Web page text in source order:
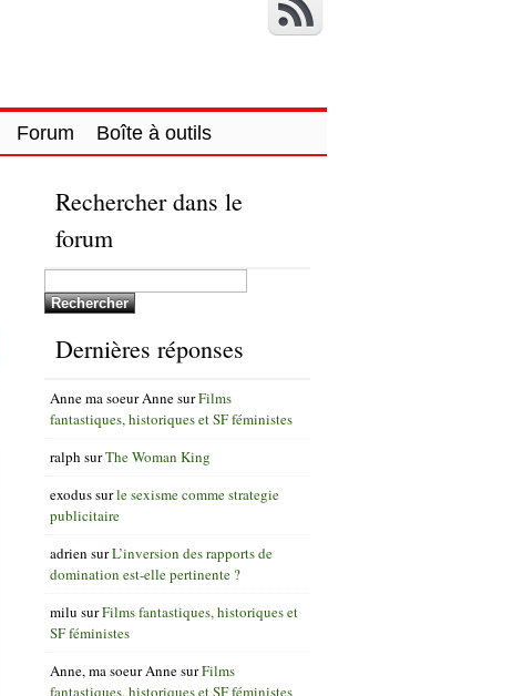
Forum Boîte à outils
Rechercher dans le
forum
Dernières réponses
Anne ma soeur AnnesurFilms
fantastiques, historiques et SF féministes
ralph surThe Woman King
exodussurle sexisme comme strategie
publicitaire
adrien surL’inversion des rapports de
domination est-elle pertinente ?
milu surFilms fantastiques, historiques et
SF féministes
Anne, ma soeur AnnesurFilms
fantastiques, historiques et SF féministes